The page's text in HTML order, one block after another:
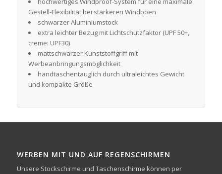
Gestell-Flexibilität bei stärkeren Windböen
schwarzer Aluminiumstock
extra leichter Bezug mit Lichtschutzfaktor (UPF 50+,
creme: UPF30)
mattschwarzer Kunststoffgriff mit
Werbeanbringungsmöglichkeit
handtaschentauglich durch ultraleichtes Gewicht
und kompakte Größe
WERBEN MIT UND AUF REGENSCHIRMEN
Unsere Stockschirme und Taschenschirme können per